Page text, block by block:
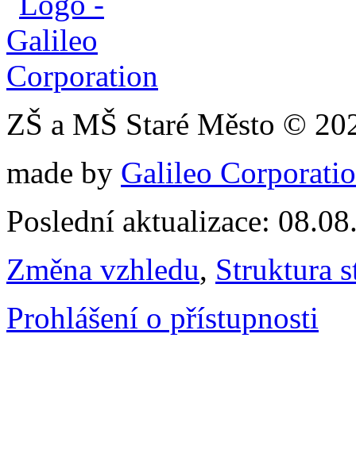
ZŠ a MŠ Staré Město ©
made by Galileo
Poslední aktualizace:
Změna vzhledu, Struktura
Prohlášení o přístupnosti